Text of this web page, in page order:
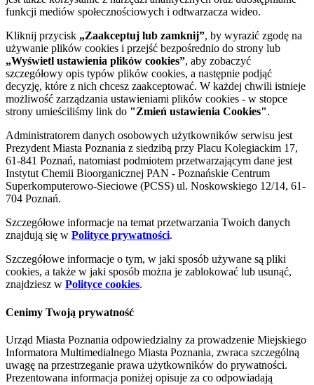
funkcji mediów społecznościowych i odtwarzacza wideo.
Kliknij przycisk „Zaakceptuj lub zamknij”, by wyrazić zgodę na
używanie plików cookies i przejść bezpośrednio do strony lub
„Wyświetl ustawienia plików cookies”, aby zobaczyć
szczegółowy opis typów plików cookies, a następnie podjąć
decyzję, które z nich chcesz zaakceptować. W każdej chwili istnieje
możliwość zarządzania ustawieniami plików cookies - w stopce
strony umieściliśmy link do "Zmień ustawienia Cookies".
Administratorem danych osobowych użytkowników serwisu jest
Prezydent Miasta Poznania z siedzibą przy Placu Kolegiackim 17,
61-841 Poznań, natomiast podmiotem przetwarzającym dane jest
Instytut Chemii Bioorganicznej PAN - Poznańskie Centrum
Superkomputerowo-Sieciowe (PCSS) ul. Noskowskiego 12/14, 61-
704 Poznań.
Szczegółowe informacje na temat przetwarzania Twoich danych
znajdują się w Polityce prywatności.
Szczegółowe informacje o tym, w jaki sposób używane są pliki
cookies, a także w jaki sposób można je zablokować lub usunąć,
znajdziesz w Polityce cookies.
Cenimy Twoją prywatność
Urząd Miasta Poznania odpowiedzialny za prowadzenie Miejskiego
Informatora Multimedialnego Miasta Poznania, zwraca szczególną
uwagę na przestrzeganie prawa użytkowników do prywatności.
Prezentowana informacja poniżej opisuje za co odpowiadają